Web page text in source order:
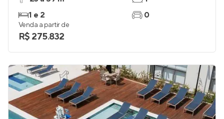
1 e 2
0
Venda a partir de
R$ 275.832